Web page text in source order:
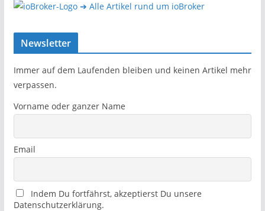
➔ Alle Artikel rund um ioBroker
Newsletter
Immer auf dem Laufenden bleiben und keinen Artikel mehr
verpassen.
Vorname oder ganzer Name
Email
Indem Du fortfährst, akzeptierst Du unsere
Datenschutzerklärung.